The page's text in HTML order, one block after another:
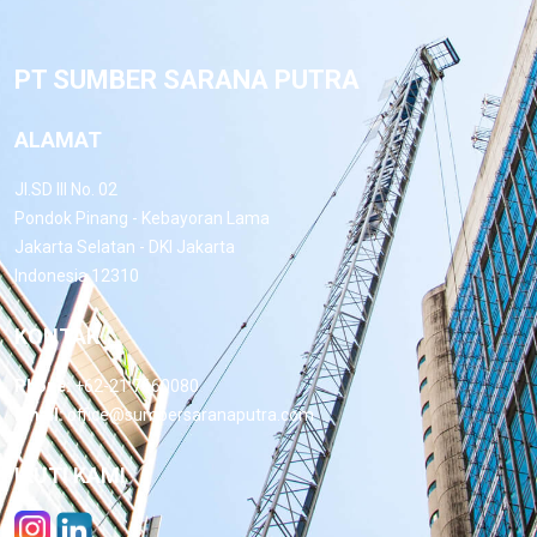
PT SUMBER SARANA PUTRA
ALAMAT
Jl.SD III No. 02
Pondok Pinang - Kebayoran Lama
Jakarta Selatan - DKI Jakarta
Indonesia 12310
KONTAK
Phone: +62-21 7660080
Email:office@sumbersaranaputra.com
IKUTI KAMI